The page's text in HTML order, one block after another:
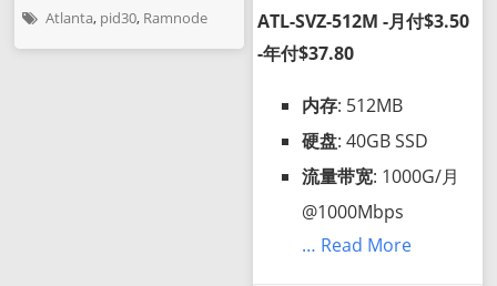
Atlanta, pid30, Ramnode
ATL-SVZ-512M -月付$3.50
-年付$37.80
内存: 512MB
硬盘: 40GB SSD
流量带宽: 1000G/月
@1000Mbps
… Read More